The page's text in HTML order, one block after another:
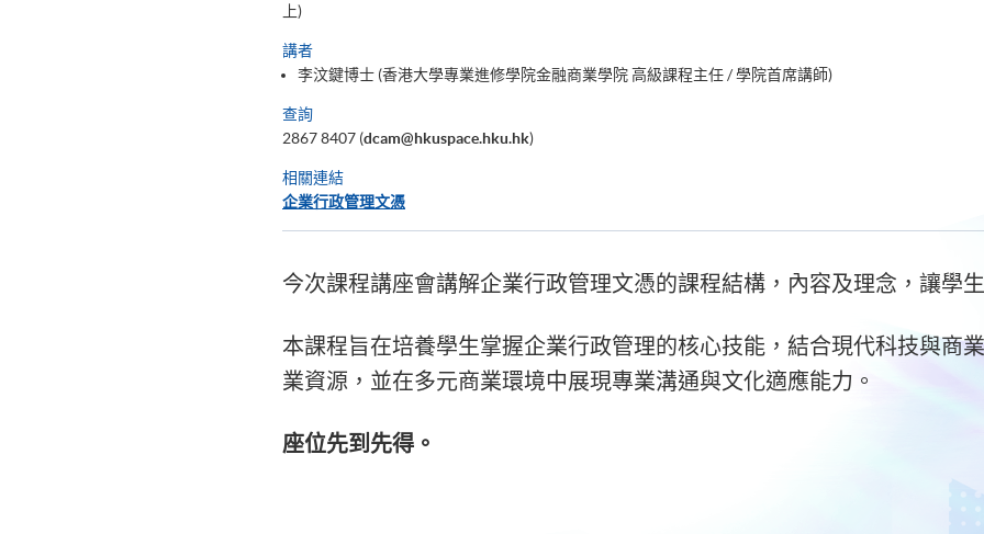
上)
講者
李汶鍵博士 (香港大學專業進修學院金融商業學院 高級課程主任 / 學院首席講師)
查詢
2867 8407 (dcam@hkuspace.hku.hk)
相關連結
企業行政管理文憑
今次課程講座會講解企業行政管理文憑的課程結構，內容及理念，讓學
本課程旨在培養學生掌握企業行政管理的核心技能，結合現代科技與商
業資源，並在多元商業環境中展現專業溝通與文化適應能力。
座位先到先得。